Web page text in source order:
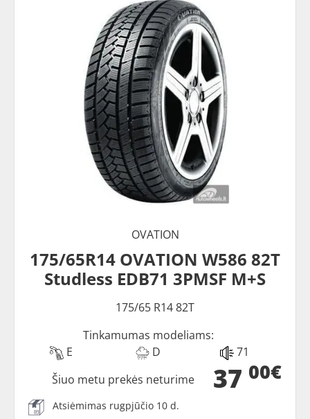
OVATION
175/65R14 OVATION W586 82T
Studless EDB71 3PMSF M+S
175/65 R14 82T
Tinkamumas modeliams:
E
D 71
37 00€
Šiuo metu prekės neturime
Atsiėmimas rugpjūčio 10 d.